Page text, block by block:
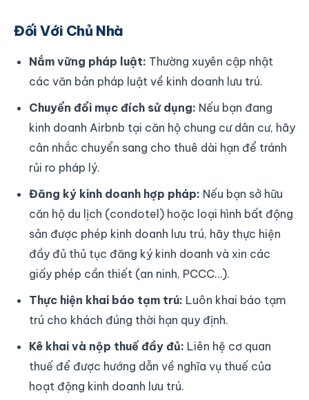
Đối Với Chủ Nhà
Nắm vững pháp luật: Thường xuyên cập nhật
các văn bản pháp luật về kinh doanh lưu trú.
Chuyển đổi mục đích sử dụng: Nếu bạn đang
kinh doanh Airbnb tại căn hộ chung cư dân cư, hãy
cân nhắc chuyển sang cho thuê dài hạn để tránh
rủi ro pháp lý.
Đăng ký kinh doanh hợp pháp: Nếu bạn sở hữu
căn hộ du lịch (condotel) hoặc loại hình bất động
sản được phép kinh doanh lưu trú, hãy thực hiện
đầy đủ thủ tục đăng ký kinh doanh và xin các
giấy phép cần thiết (an ninh, PCCC…).
Thực hiện khai báo tạm trú: Luôn khai báo tạm
trú cho khách đúng thời hạn quy định.
Kê khai và nộp thuế đầy đủ: Liên hệ cơ quan
thuế để được hướng dẫn về nghĩa vụ thuế của
hoạt động kinh doanh lưu trú.